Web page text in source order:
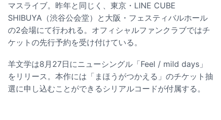
マスライブ。昨年と同じく、東京・LINE CUBE
SHIBUYA（渋谷公会堂）と大阪・フェスティバルホール
の2会場にて行われる。オフィシャルファンクラブではチ
ケットの先行予約を受け付けている。
羊文学は8月27日にニューシングル「Feel / mild days」
をリリース。本作には「まほうがつかえる」のチケット抽
選に申し込むことができるシリアルコードが付属する。